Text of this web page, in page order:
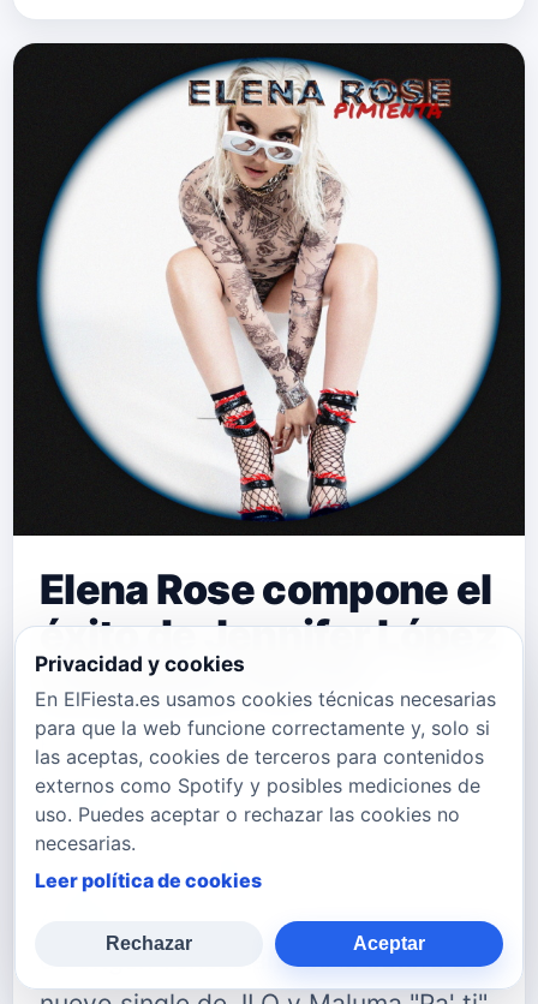
Elena Rose compone el
éxito de Jennifer López
y Maluma "Pa' Ti"
Elena Rose lo ha vuelto a hacer.
Después de componer para los
artistas más importantes del género
urbano como Becky G o Raw
Alejandro, la artista norteamericana
de origen venezolano es la autora del
Privacidad y cookies
En ElFiesta.es usamos cookies técnicas necesarias
para que la web funcione correctamente y, solo si
las aceptas, cookies de terceros para contenidos
externos como Spotify y posibles mediciones de
uso. Puedes aceptar o rechazar las cookies no
necesarias.
Leer política de cookies
Rechazar Aceptar